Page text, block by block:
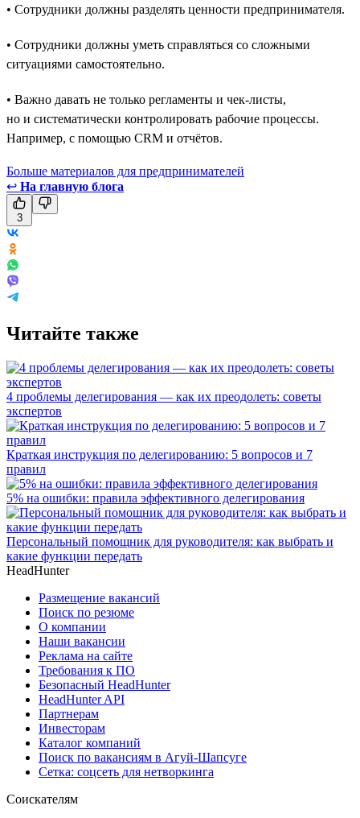
• Сотрудники должны разделять ценности предпринимателя.
• Сотрудники должны уметь справляться со сложными
ситуациями самостоятельно.
• Важно давать не только регламенты и чек-листы,
но и систематически контролировать рабочие процессы.
Например, с помощью CRM и отчётов.
Больше материалов для предпринимателей
↩ На главную блога
3
Читайте также
4 проблемы делегирования — как их преодолеть: советы
экспертов
Краткая инструкция по делегированию: 5 вопросов и 7
правил
5% на ошибки: правила эффективного делегирования
Персональный помощник для руководителя: как выбрать и
какие функции передать
HeadHunter
Размещение вакансий
Поиск по резюме
О компании
Наши вакансии
Реклама на сайте
Требования к ПО
Безопасный HeadHunter
HeadHunter API
Партнерам
Инвесторам
Каталог компаний
Поиск по вакансиям в Агуй-Шапсуге
Сетка: соцсеть для нетворкинга
Соискателям